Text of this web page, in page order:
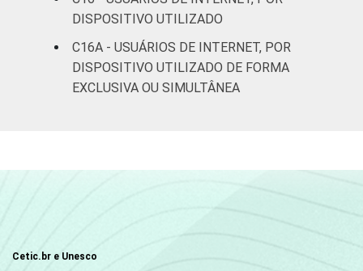
Não tem
Não sabe 68
Classe
A 82
DISPOSITIVO UTILIZADO
C16A - USUÁRIOS DE INTERNET, POR
DISPOSITIVO UTILIZADO DE FORMA
EXCLUSIVA OU SIMULTÂNEA
Cetic.br e Unesco